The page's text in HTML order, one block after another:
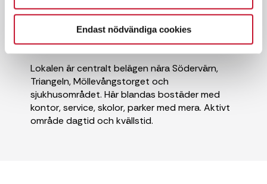
Endast nödvändiga cookies
Lokalen är centralt belägen nära Södervärn,
Triangeln, Möllevångstorget och
sjukhusområdet. Här blandas bostäder med
kontor, service, skolor, parker med mera. Aktivt
område dagtid och kvällstid.